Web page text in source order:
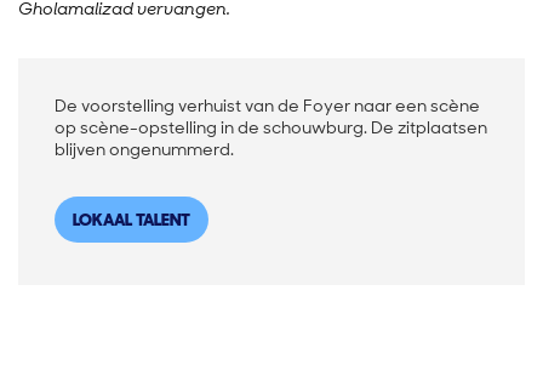
Gholamalizad vervangen.
De voorstelling verhuist van de Foyer naar een scène
op scène-opstelling in de schouwburg. De zitplaatsen
blijven ongenummerd.
LOKAAL TALENT